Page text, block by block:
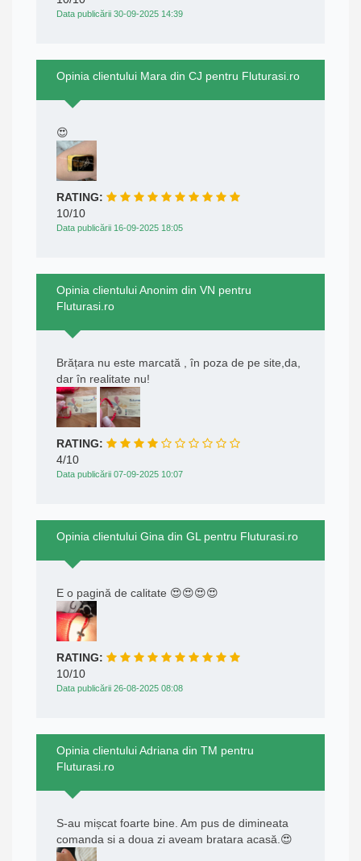
Data publicării 30-09-2025 14:39
Opinia clientului Mara din CJ pentru Fluturasi.ro
😍
RATING:
10/10
Data publicării 16-09-2025 18:05
Opinia clientului Anonim din VN pentru
Fluturasi.ro
Brățara nu este marcată , în poza de pe site,da,
dar în realitate nu!
RATING:
4/10
Data publicării 07-09-2025 10:07
Opinia clientului Gina din GL pentru Fluturasi.ro
E o pagină de calitate 😍😍😍😍
RATING:
10/10
Data publicării 26-08-2025 08:08
Opinia clientului Adriana din TM pentru
Fluturasi.ro
S-au mișcat foarte bine. Am pus de dimineata
comanda si a doua zi aveam bratara acasă.😍